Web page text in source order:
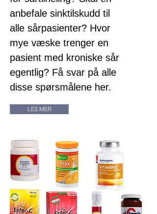
anbefale sinktilskudd til
alle sårpasienter? Hvor
mye væske trenger en
pasient med kroniske sår
egentlig? Få svar på alle
disse spørsmålene her.
LES MER